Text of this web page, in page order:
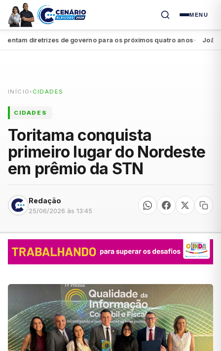
MENU
diretrizes de governo para os próximos quatro anos● João
INÍCIO › CIDADES
CIDADES
Toritama conquista
primeiro lugar do Nordeste
em prêmio da STN
Redação
25/06/2026 às 13:45